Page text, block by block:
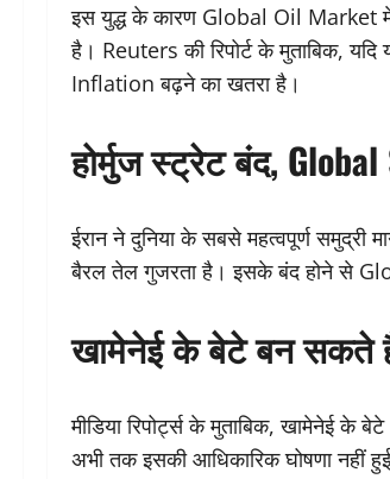
इस युद्ध के कारण Global Oil Market
है। Reuters की रिपोर्ट के मुताबिक,
Inflation बढ़ने का खतरा है।
होर्मुज स्ट्रेट बंद,
ईरान ने दुनिया के सबसे महत्वपूर्ण समुद्री
बैरल तेल गुजरता है। इसके बंद होने से
खामेनेई के बेटे बन सकते
मीडिया रिपोर्ट्स के मुताबिक, खामेनेई
अभी तक इसकी आधिकारिक घोषणा नहीं